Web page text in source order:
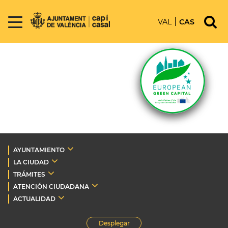
VAL CAS
AYUNTAMIENTO
LA CIUDAD
TRÁMITES
ATENCIÓN CIUDADANA
ACTUALIDAD
Desplegar